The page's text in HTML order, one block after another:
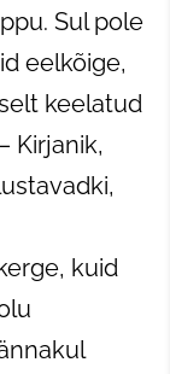
Sul pole
eelkõige,
keelatud
Kirjanik,
kuid